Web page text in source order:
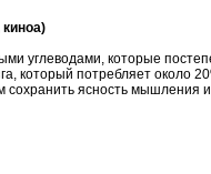
углеводами, которые
который потребляет около
ясность мышления